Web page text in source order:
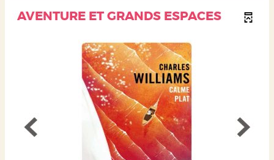
AVENTURE ET GRANDS ESPACES